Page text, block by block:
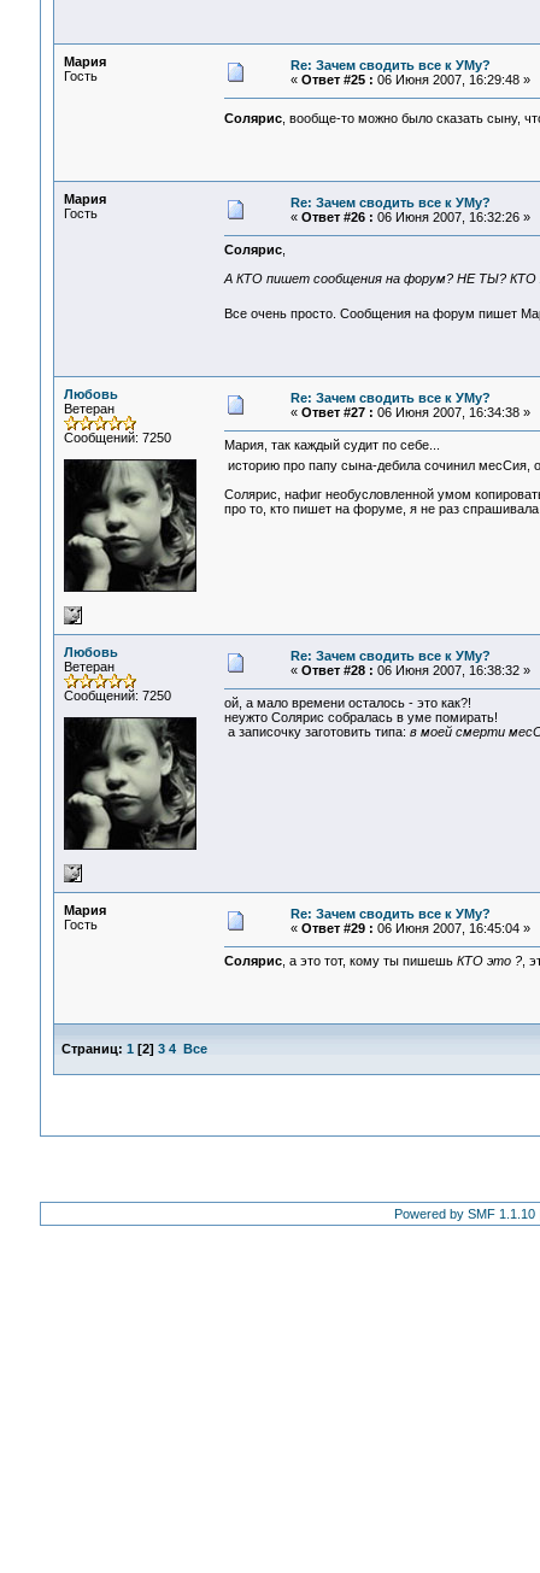
Мария
Гость
Re: Зачем сводить все к УМу?
« Ответ #25 : 06 Июня 2007, 16:29:48 »
Солярис, вообще-то можно было сказать сыну,
Мария
Гость
Re: Зачем сводить все к УМу?
« Ответ #26 : 06 Июня 2007, 16:32:26 »
Солярис,
А КТО пишет сообщения на форум? НЕ ТЫ? КТО
Все очень просто. Сообщения на форум пишет
Любовь
Ветеран
Сообщений: 7250
Re: Зачем сводить все к УМу?
« Ответ #27 : 06 Июня 2007, 16:34:38 »
Мария, так каждый судит по себе...
историю про папу сына-дебила сочинил месСия,
Солярис, нафиг необусловленной умом
про то, кто пишет на форуме, я не раз
Любовь
Ветеран
Сообщений: 7250
Re: Зачем сводить все к УМу?
« Ответ #28 : 06 Июня 2007, 16:38:32 »
ой, а мало времени осталось - это как?!
неужто Солярис собралась в уме помирать!
а записочку заготовить типа: в моей смерти
Мария
Гость
Re: Зачем сводить все к УМу?
« Ответ #29 : 06 Июня 2007, 16:45:04 »
Солярис, а это тот, кому ты пишешь КТО это ?,
Страниц: 1 [2] 3 4 Все
Powered by SMF 1.1.10